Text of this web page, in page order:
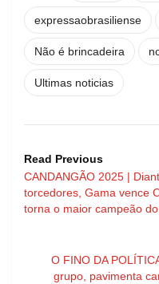
expressaobrasiliense
Não é brincadeira
Ultimas noticias
Read Previous
CANDANGÃO 2025 |
torcedores, Gama vence
torna o maior campeão
O FINO DA
grupo, pavimenta